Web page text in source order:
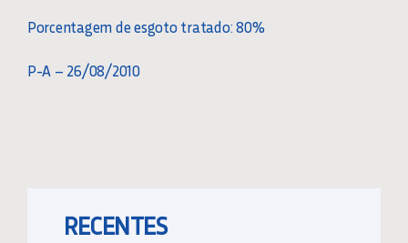
Porcentagem de esgoto tratado: 80%
P-A – 26/08/2010
RECENTES